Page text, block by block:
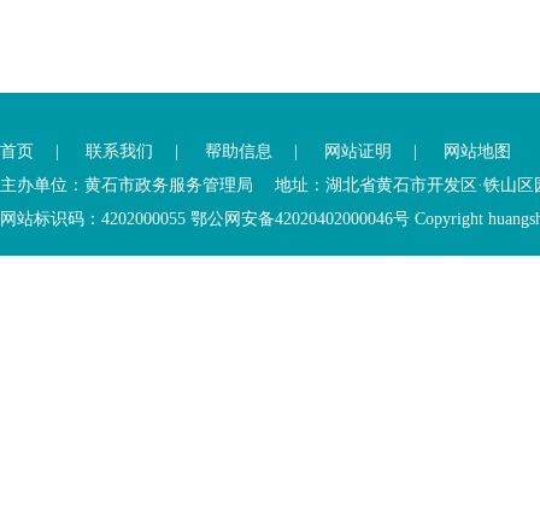
开
内
容
视
窗
进
入
部
功
首页 联系我们 帮助信息 网站证明
网站地图
主办单位：黄石市政务服务管理局 地址：湖北省黄石市开发区·铁山
网站标识码：4202000055 鄂公网安备42020402000046号 Copyright